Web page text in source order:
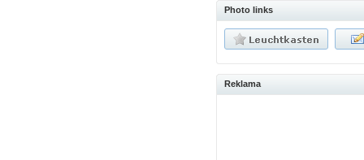
Photo links
Reklama